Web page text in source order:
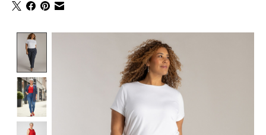
Product image slideshow Items